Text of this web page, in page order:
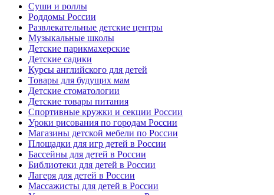
Суши и роллы
Роддомы России
Развлекательные детские центры
Музыкальные школы
Детские парикмахерские
Детские садики
Курсы английского для детей
Товары для будущих мам
Детские стоматологии
Детские товары питания
Спортивные кружки и секции России
Уроки рисования по городам России
Магазины детской мебели по России
Площадки для игр детей в России
Бассейны для детей в России
Библиотеки для детей в России
Лагеря для детей в России
Массажисты для детей в России